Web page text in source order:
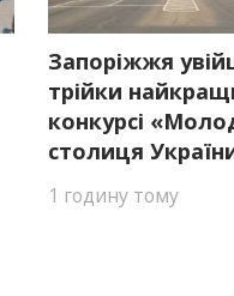
Запоріжжя
трійки
конкурсі
столиця
1 годину тому